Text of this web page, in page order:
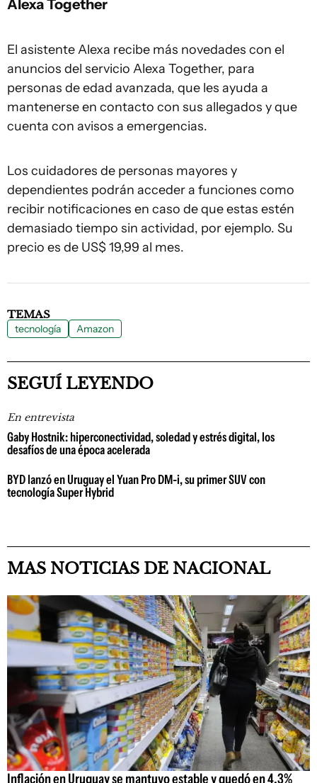
Alexa Together
El asistente Alexa recibe más novedades con el
anuncios del servicio Alexa Together, para
personas de edad avanzada, que les ayuda a
mantenerse en contacto con sus allegados y que
cuenta con avisos a emergencias.
Los cuidadores de personas mayores y
dependientes podrán acceder a funciones como
recibir notificaciones en caso de que estas estén
demasiado tiempo sin actividad, por ejemplo. Su
precio es de US$ 19,99 al mes.
TEMAS
tecnología Amazon
SEGUÍ LEYENDO
En entrevista
Gaby Hostnik: hiperconectividad, soledad y estrés digital, los
desafíos de una época acelerada
BYD lanzó en Uruguay el Yuan Pro DM-i, su primer SUV con
tecnología Super Hybrid
MAS NOTICIAS DE NACIONAL
Inflación en Uruguay se mantuvo estable y quedó en 4,3%